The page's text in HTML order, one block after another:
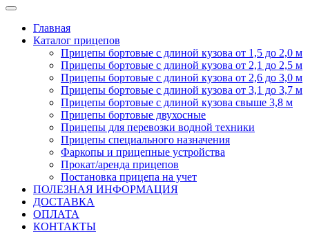
Главная
Каталог прицепов
Прицепы бортовые с длиной кузова от 1,5 до 2,0 м
Прицепы бортовые с длиной кузова от 2,1 до 2,5 м
Прицепы бортовые с длиной кузова от 2,6 до 3,0 м
Прицепы бортовые с длиной кузова от 3,1 до 3,7 м
Прицепы бортовые с длиной кузова свыше 3,8 м
Прицепы бортовые двухосные
Прицепы для перевозки водной техники
Прицепы специального назначения
Фаркопы и прицепные устройства
Прокат/аренда прицепов
Постановка прицепа на учет
ПОЛЕЗНАЯ ИНФОРМАЦИЯ
ДОСТАВКА
ОПЛАТА
КОНТАКТЫ